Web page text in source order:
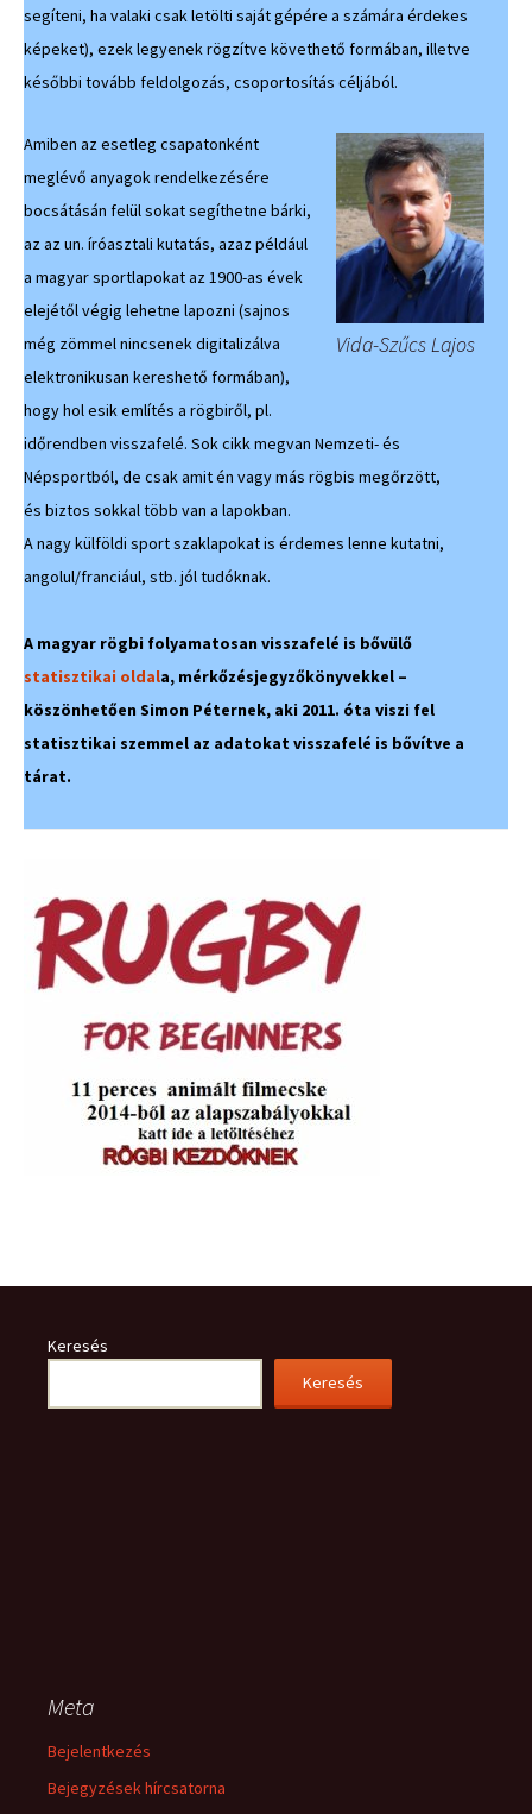
segíteni, ha valaki csak letölti saját gépére a számára érdekes
képeket), ezek legyenek rögzítve követhető formában, illetve
későbbi tovább feldolgozás, csoportosítás céljából.
Vida-Szűcs Lajos
Amiben az esetleg csapatonként
meglévő anyagok rendelkezésére
bocsátásán felül sokat segíthetne bárki,
az az un. íróasztali kutatás, azaz például
a magyar sportlapokat az 1900-as évek
elejétől végig lehetne lapozni (sajnos
még zömmel nincsenek digitalizálva
elektronikusan kereshető formában),
hogy hol esik említés a rögbiről, pl.
időrendben visszafelé. Sok cikk megvan Nemzeti- és
Népsportból, de csak amit én vagy más rögbis megőrzött,
és biztos sokkal több van a lapokban.
A nagy külföldi sport szaklapokat is érdemes lenne kutatni,
angolul/franciául, stb. jól tudóknak.
A magyar rögbi folyamatosan visszafelé is bővülő
statisztikai oldala, mérkőzésjegyzőkönyvekkel –
köszönhetően Simon Péternek, aki 2011. óta viszi fel
statisztikai szemmel az adatokat visszafelé is bővítve a
tárat.
Keresés
Keresés
Meta
Bejelentkezés
Bejegyzések hírcsatorna